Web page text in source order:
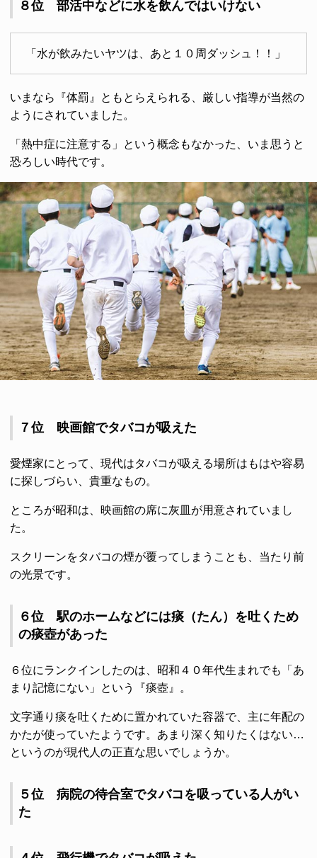
８位 部活中などに水を飲んではいけない
「水が飲みたいヤツは、あと１０周ダッシュ！！」
いまなら『体罰』ともとらえられる、厳しい指導が当然の
ようにされていました。
「熱中症に注意する」という概念もなかった、いま思うと
恐ろしい時代です。
７位 映画館でタバコが吸えた
愛煙家にとって、現代はタバコが吸える場所はもはや容易
に探しづらい、貴重なもの。
ところが昭和は、映画館の席に灰皿が用意されていまし
た。
スクリーンをタバコの煙が覆ってしまうことも、当たり前
の光景です。
６位 駅のホームなどには痰（たん）を吐くため
の痰壺があった
６位にランクインしたのは、昭和４０年代生まれでも「あ
まり記憶にない」という『痰壺』。
文字通り痰を吐くために置かれていた容器で、主に年配の
かたが使っていたようです。あまり深く知りたくはない…
というのが現代人の正直な思いでしょうか。
５位 病院の待合室でタバコを吸っている人がい
た